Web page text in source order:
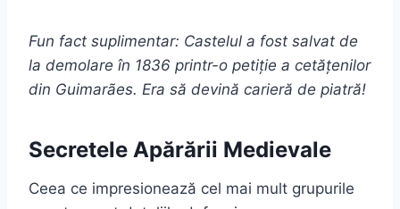
Fun fact suplimentar: Castelul a fost salvat de
la demolare în 1836 printr-o petiție a cetățenilor
din Guimarães. Era să devină carieră de piatră!
Secretele Apărării Medievale
Ceea ce impresionează cel mai mult grupurile